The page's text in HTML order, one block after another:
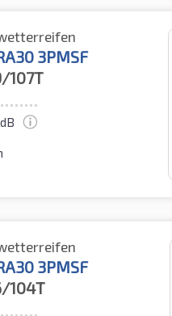
3PMSF
107T
3PMSF
104T